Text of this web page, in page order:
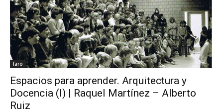
faro
Espacios para aprender. Arquitectura y
Docencia (I) | Raquel Martínez – Alberto
Ruiz